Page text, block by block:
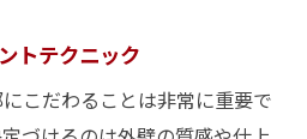
トテクニック
こだわることは非常に重要で